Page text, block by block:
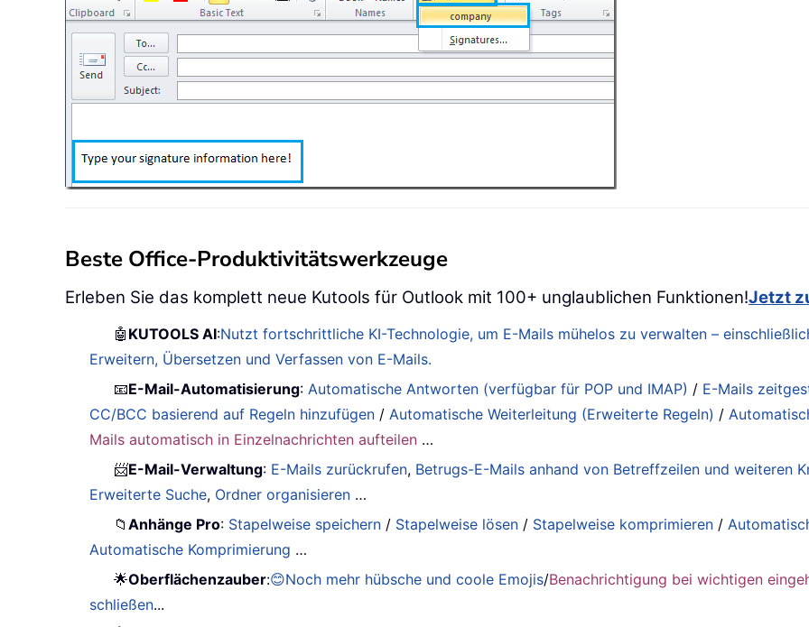
Beste Office-Produktivitätswerkzeuge
Erleben Sie das komplett neue Kutools für Outlook mit 100+ unglaublichen Funktionen!Jetzt
🤖 KUTOOLS AI:Nutzt fortschrittliche KI-Technologie, um E-Mails mühelos zu verwalten –
Erweitern, Übersetzen und Verfassen von E-Mails.
📧E-Mail-Automatisierung:Automatische Antworten (verfügbar für POP und IMAP) / E-Mails
CC/BCC basierend auf Regeln hinzufügen /Automatische Weiterleitung (Erweiterte Regeln) /
Mails automatisch in Einzelnachrichten aufteilen …
📨E-Mail-Verwaltung: E-Mails zurückrufen, Betrugs-E-Mails anhand von Betreffzeilen und weiteren
Erweiterte Suche, Ordner organisieren …
📁Anhänge Pro: Stapelweise speichern / Stapelweise lösen / Stapelweise komprimieren /
Automatische Komprimierung …
🌟Oberflächenzauber:😊Noch mehr hübsche und coole Emojis/Benachrichtigung bei wichtigen
schließen...